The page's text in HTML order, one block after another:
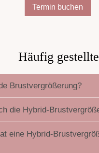
Termin buchen
Häufig
Brustvergrößerung?
die Hybrid-
eine Hybrid-